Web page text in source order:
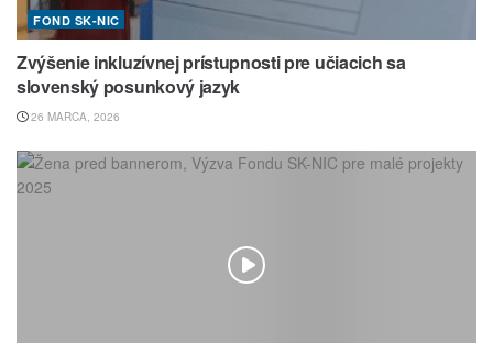
FOND SK-NIC
Zvýšenie inkluzívnej prístupnosti pre učiacich sa
slovenský posunkový jazyk
26 MARCA, 2026